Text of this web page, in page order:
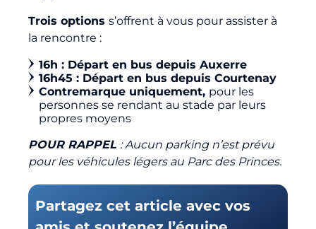
Trois options s’offrent à vous pour assister à
la rencontre :
16h : Départ en bus depuis Auxerre
16h45 : Départ en bus depuis Courtenay
Contremarque uniquement, pour les
personnes se rendant au stade par leurs
propres moyens
POUR RAPPEL : Aucun parking n’est prévu
pour les véhicules légers au Parc des Princes.
Partagez cet article avec vos